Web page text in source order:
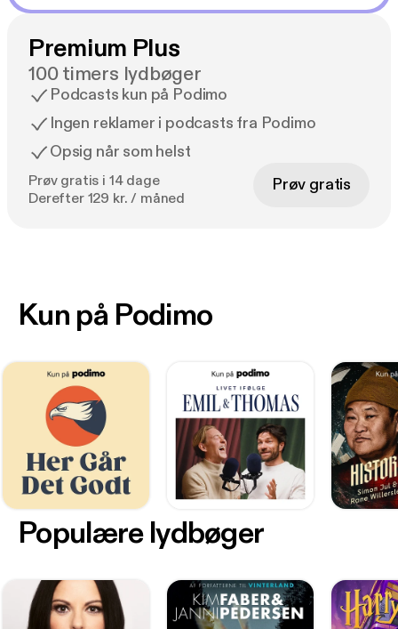
Premium Plus
100 timers lydbøger
Podcasts kun på Podimo
Ingen reklamer i podcasts fra Podimo
Opsig når som helst
Prøv gratis i 14 dage
Derefter 129 kr. / måned
Prøv gratis
Kun på Podimo
Populære lydbøger